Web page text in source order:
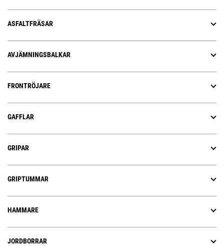
ASFALTFRÄSAR
AVJÄMNINGSBALKAR
FRONTRÖJARE
GAFFLAR
GRIPAR
GRIPTUMMAR
HAMMARE
JORDBORRAR